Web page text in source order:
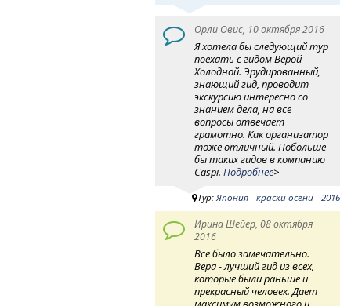
Орли Овис, 10 октября 2016
Я хотела бы следующий тур
поехать с гидом Верой
Холодной. Эрудированный,
знающий гид, проводит
экскурсию интересно со
знанием дела, на все
вопросы отвечает
грамотно. Как организатор
тоже отличный. Побольше
бы таких гидов в компанию
Caspi.Подробнее>
Тур:Япония - краски осени - 2016
Ирина Шейер, 08 октября
2016
Все было замечательно.
Вера - лучший гид из всех,
которые были раньше и
прекрасный человек. Дает